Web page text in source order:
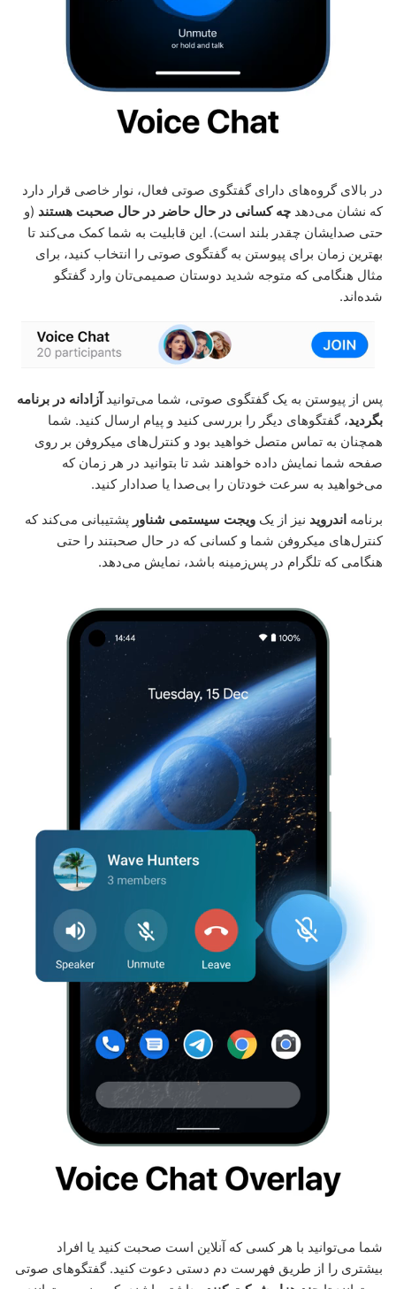
در بالای گروه‌های دارای گفتگوی صوتی فعال، نوار خاصی قرار دارد
که نشان می‌دهد چه کسانی در حال حاضر در حال صحبت هستند (و
حتی صدایشان چقدر بلند است). این قابلیت به شما کمک می‌کند تا
بهترین زمان برای پیوستن به گفتگوی صوتی را انتخاب کنید، برای
مثال هنگامی که متوجه شدید دوستان صمیمی‌تان وارد گفتگو
شده‌اند.
پس از پیوستن به یک گفتگوی صوتی، شما می‌توانیدآزادانه در برنامه
بگردید، گفتگوهای دیگر را بررسی کنید و پیام ارسال کنید. شما
همچنان به تماس متصل خواهید بود و کنترل‌های میکروفن بر روی
صفحه شما نمایش داده خواهند شد تا بتوانید در هر زمان که
می‌خواهید به سرعت خودتان را بی‌صدا یا صدادار کنید.
برنامه اندروید نیز از یک ویجت سیستمی شناور پشتیبانی می‌کند که
کنترل‌های میکروفن شما و کسانی که در حال صحبتند را حتی
هنگامی که تلگرام در پس‌زمینه باشد، نمایش می‌دهد.
شما می‌توانید با هر کسی که آنلاین است صحبت کنید یا افراد
بیشتری را از طریق فهرست دم دستی دعوت کنید. گفتگوهای صوتی